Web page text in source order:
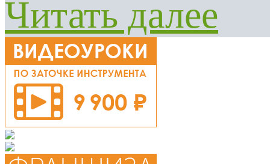
Читать далее